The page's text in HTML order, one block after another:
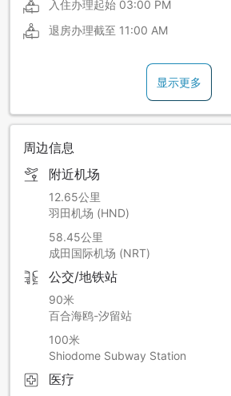
入住办理起始 03:00 PM
退房办理截至 11:00 AM
显示更多
周边信息
附近机场
12.65公里
羽田机场 (HND)
58.45公里
成田国际机场 (NRT)
公交/地铁站
90米
百合海鸥-汐留站
100米
Shiodome Subway Station
医疗